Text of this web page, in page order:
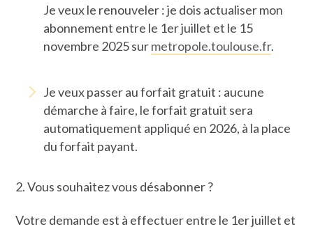
Je veux le renouveler : je dois actualiser mon
abonnement entre le 1er juillet et le 15
novembre 2025 surmetropole.toulouse.fr.
Je veux passer au forfait gratuit : aucune
démarche à faire, le forfait gratuit sera
automatiquement appliqué en 2026, à la place
du forfait payant.
2. Vous souhaitez vous désabonner ?
Votre demande est à effectuer entre le 1er juillet et